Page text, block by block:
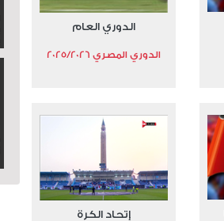
الدوري العام
الدوري المصري 2025/2026
إتحاد الكرة